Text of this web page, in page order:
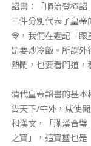
詔書：「順治登極詔
三件分別代表了皇
令，我們在週記「跟
是要炒冷飯。所謂外
熱鬧，也要看門道，
清代皇帝詔書的基
告天下/中外，咸使
和漢文，「滿漢合
之寶」，這寶璽也是